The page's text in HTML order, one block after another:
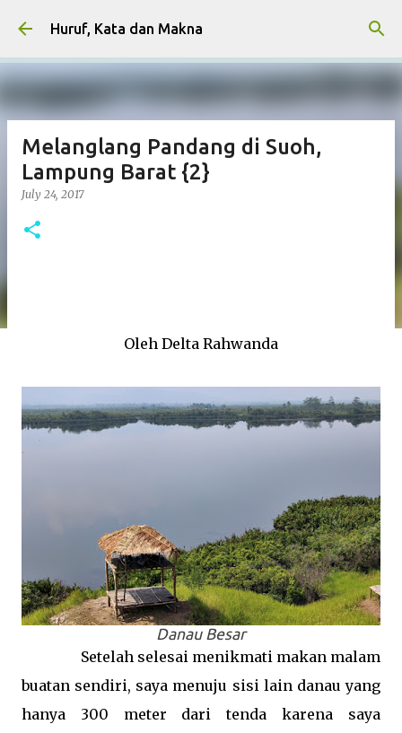
Skip to main content
Huruf, Kata dan Makna
Melanglang Pandang di Suoh,
Lampung Barat {2}
July 24, 2017
Oleh Delta Rahwanda
Danau Besar
Setelah selesai menikmati makan malam
buatan sendiri, saya menuju sisi lain danau yang
hanya 300 meter dari tenda karena saya